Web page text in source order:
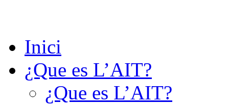
Inici
¿Que es L’AIT?
¿Que es L’AIT?